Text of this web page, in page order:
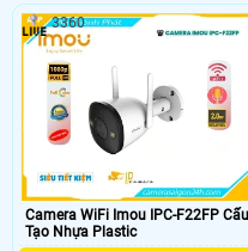
người cho phép máy ảnh phát hiện
hình dạng cơ thể một cách thông
minh. Cung cấp khả năng giám sát
trực tiếp 2K để xem rõ những gì
đang xảy ra trong và xung quanh
nhà bạn
Camera WiFi Imou IPC-F22FP Cấu
Tạo Nhựa Plastic
3360